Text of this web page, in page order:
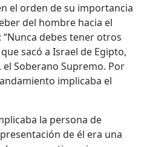
el orden de su importancia
del hombre hacia el
debes tener otros
sacó a Israel de Egipto,
Soberano Supremo. Por
implicaba el
la persona de
de él era una